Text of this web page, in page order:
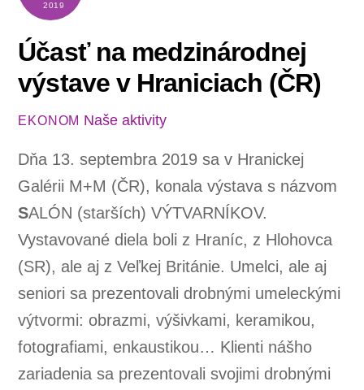
2019
Účasť na medzinárodnej
výstave v Hraniciach (ČR)
EKONOM Naše aktivity
Dňa 13. septembra 2019 sa v Hranickej
Galérii M+M (ČR), konala výstava s názvom
SALÓN (starších) VÝTVARNÍKOV.
Vystavované diela boli z Hraníc, z Hlohovca
(SR), ale aj z Veľkej Británie. Umelci, ale aj
seniori sa prezentovali drobnými umeleckými
výtvormi: obrazmi, výšivkami, keramikou,
fotografiami, enkaustikou… Klienti nášho
zariadenia sa prezentovali svojimi drobnými